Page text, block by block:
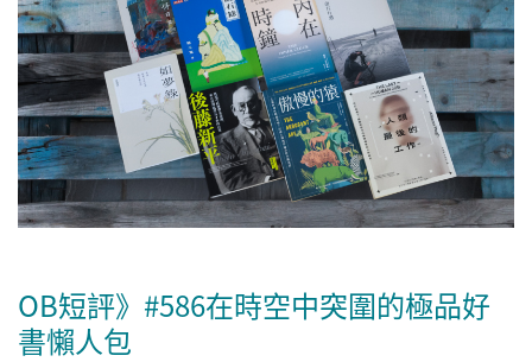
OB短評》#586在時空中突圍的極品好
書懶人包